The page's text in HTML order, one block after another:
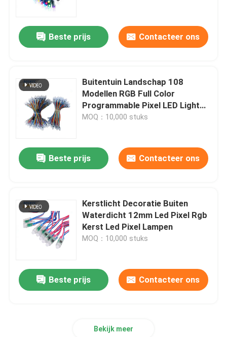
Thuis
Videos
Over ons
Fabrieksreis
Kwaliteitscontrole
Contacteer ons
Beste prijs Contacteer ons
Buitentuin Landschap 108
Modellen RGB Full Color
Programmable Pixel LED Light
DMX 512 Point Light
MOQ：10,000 stuks
Beste prijs Contacteer ons
Kerstlicht Decoratie Buiten
Waterdicht 12mm Led Pixel Rgb
Kerst Led Pixel Lampen
MOQ：10,000 stuks
Beste prijs Contacteer ons
Bekijk meer